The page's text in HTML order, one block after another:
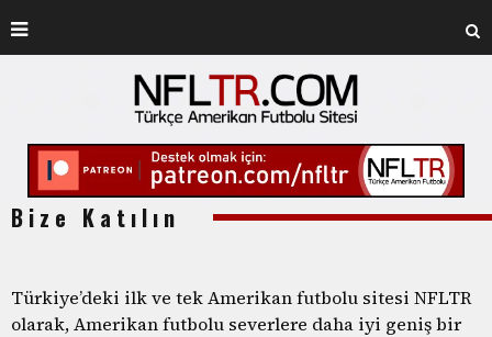
Bize Katılın
Türkiye’deki ilk ve tek Amerikan futbolu sitesi NFLTR
olarak, Amerikan futbolu severlere daha iyi geniş bir